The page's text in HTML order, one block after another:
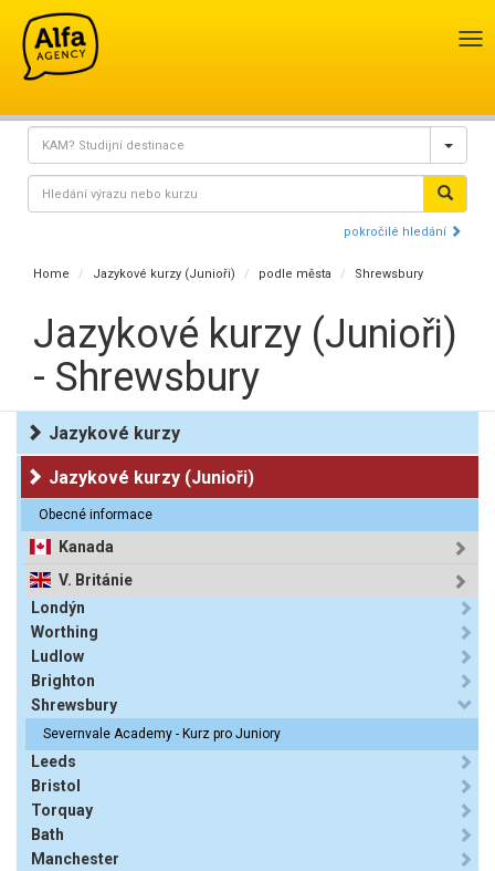
pokročilé hledání
Home Jazykové kurzy (Junioři) podle města Shrewsbury
Jazykové kurzy (Junioři)
- Shrewsbury
Jazykové kurzy
Jazykové kurzy (Junioři)
Obecné informace
Kanada
V. Británie
Londýn
Worthing
Ludlow
Brighton
Shrewsbury
Severnvale Academy - Kurz pro Juniory
Leeds
Bristol
Torquay
Bath
Manchester